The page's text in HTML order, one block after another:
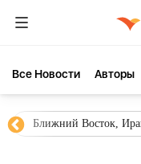
Все Новости Aвторы
Ближний Восток,